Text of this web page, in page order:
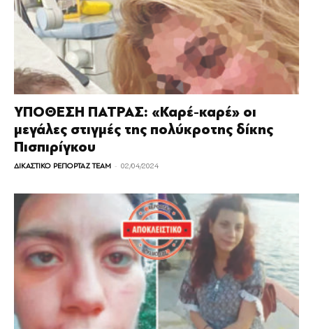
ΥΠΟΘΕΣΗ ΠΑΤΡΑΣ: «Καρέ-καρέ» οι
μεγάλες στιγμές της πολύκροτης δίκης
Πισπιρίγκου
ΔΙΚΑΣΤΙΚΟ ΡΕΠΟΡΤΑΖ TEAM - 02/04/2024